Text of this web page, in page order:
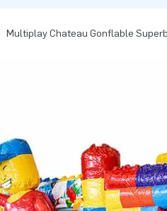
Multiplay Chateau Gonflable